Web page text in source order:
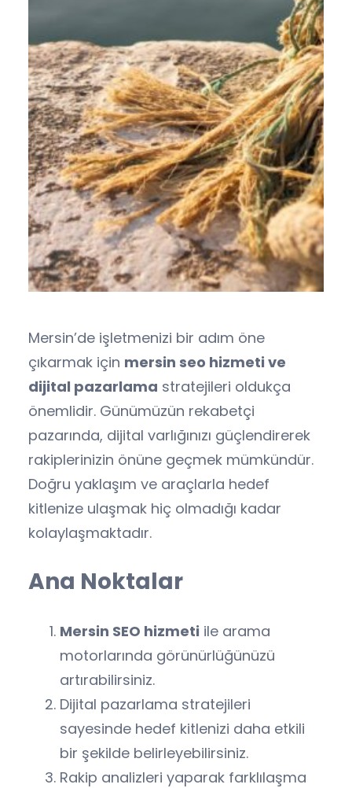
Mersin’de işletmenizi bir adım öne
çıkarmak için mersin seo hizmeti ve
dijital pazarlama stratejileri oldukça
önemlidir. Günümüzün rekabetçi
pazarında, dijital varlığınızı güçlendirerek
rakiplerinizin önüne geçmek mümkündür.
Doğru yaklaşım ve araçlarla hedef
kitlenize ulaşmak hiç olmadığı kadar
kolaylaşmaktadır.
Ana Noktalar
Mersin SEO hizmeti ile arama
motorlarında görünürlüğünüzü
artırabilirsiniz.
Dijital pazarlama stratejileri
sayesinde hedef kitlenizi daha etkili
bir şekilde belirleyebilirsiniz.
Rakip analizleri yaparak farklılaşma